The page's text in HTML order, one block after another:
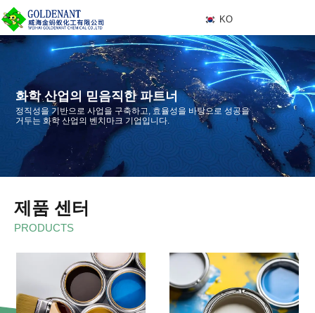
K
O
KO
화학 산업의 믿음직한 파트너
정직성을 기반으로 사업을 구축하고, 효율성을 바탕으로 성공을
거두는 화학 산업의 벤치마크 기업입니다.
제품 센터
PRODUCTS